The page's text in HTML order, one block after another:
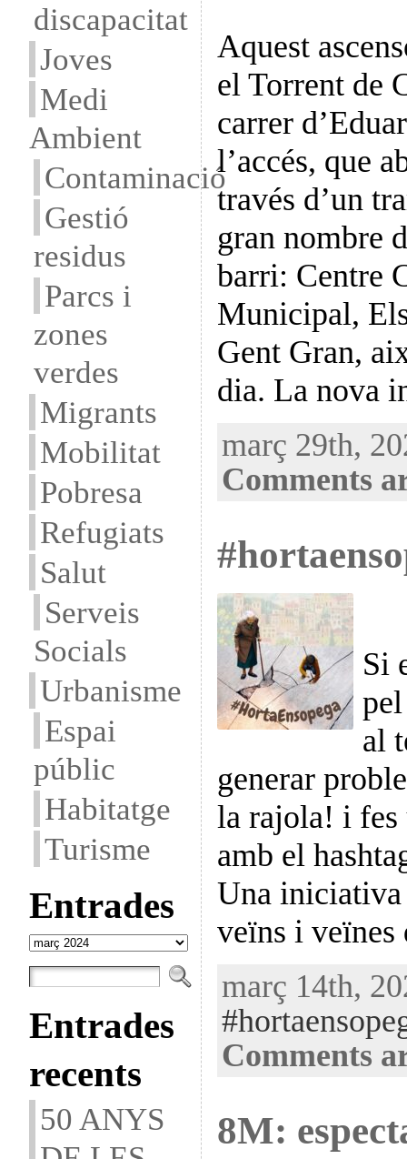
discapacitat
Joves
Medi
Ambient
Contaminació
Gestió
residus
Parcs i
zones
verdes
Migrants
Mobilitat
Pobresa
Refugiats
Salut
Serveis
Socials
Urbanisme
Espai
públic
Habitatge
Turisme
Entrades
Entrades
Entrades
recents
50 ANYS
Aquest
el Torrent de
carrer
l’accés, que
través d’un
gran nombre
barri: Centre
Municipal,
Gent Gran,
dia. La nova
març 29th,
Comments
Si
al
generar
la rajola! i fes
amb el
Una iniciativa
veïns i veïnes
març 14th,
Comments
8M: